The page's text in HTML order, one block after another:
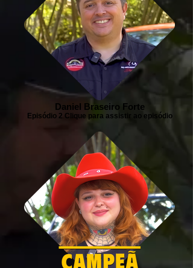
Daniel Braseiro Forte
Episódio 2 Clique para assistir ao episódio